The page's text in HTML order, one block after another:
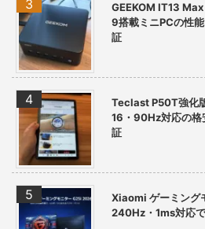
GEEKOM IT13
9搭載ミニPCの性
証
Teclast P50T強化
16・90Hz対応の格
証
Xiaomi ゲーミング
240Hz・1ms対応